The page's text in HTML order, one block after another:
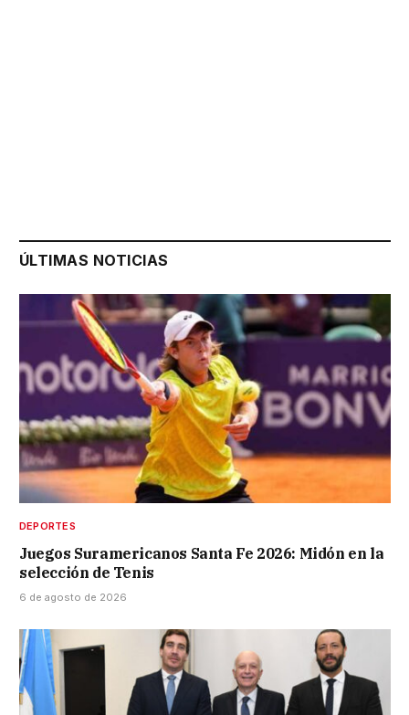
ÚLTIMAS NOTICIAS
DEPORTES
Juegos Suramericanos Santa Fe 2026: Midón en la
selección de Tenis
6 de agosto de 2026